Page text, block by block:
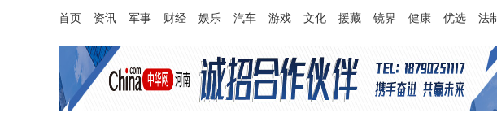
首页 资讯 军事 财经 娱乐 汽车 游戏 文化 援藏 镜界 健康 优选 法